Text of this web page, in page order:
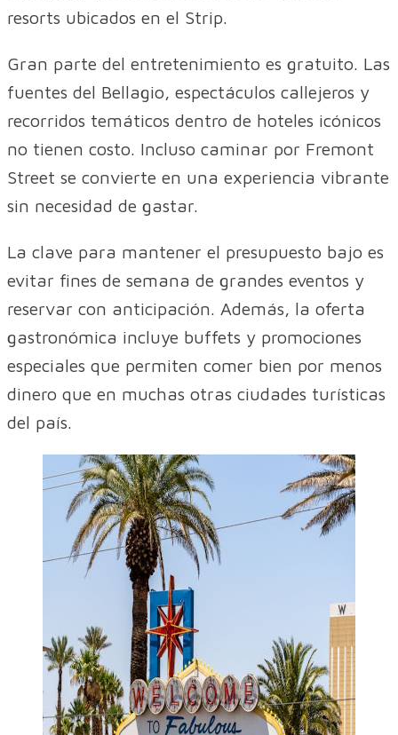
resorts ubicados en el Strip.
Gran parte del entretenimiento es gratuito. Las
fuentes del Bellagio, espectáculos callejeros y
recorridos temáticos dentro de hoteles icónicos
no tienen costo. Incluso caminar por Fremont
Street se convierte en una experiencia vibrante
sin necesidad de gastar.
La clave para mantener el presupuesto bajo es
evitar fines de semana de grandes eventos y
reservar con anticipación. Además, la oferta
gastronómica incluye buffets y promociones
especiales que permiten comer bien por menos
dinero que en muchas otras ciudades turísticas
del país.